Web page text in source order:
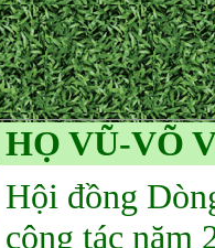
HỌ VŨ-VÕ
Hội đồng
công tác năm